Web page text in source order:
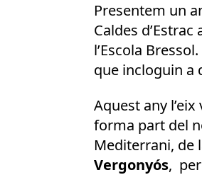
Presentem un
Caldes
l’Escola
que incloguin a
Aquest any
forma part del
Mediterrani, de
Vergonyós,